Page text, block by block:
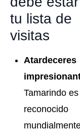
tu lista de
visitas
Atardeceres
Tamarindo es
reconocido